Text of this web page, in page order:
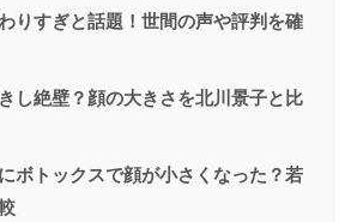
りすぎと話題！世間の声や評判を確
し絶壁？顔の大きさを北川景子と比
ボトックスで顔が小さくなった？若